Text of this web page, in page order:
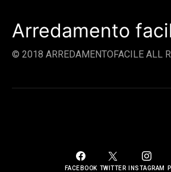
Arredamento
© 2018 ARREDAMENTOFACILE ALL
FACEBOOK TWITTER
INSTAGRAM